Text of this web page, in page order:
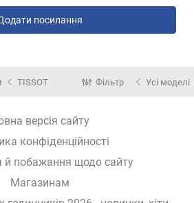
посилання
TISSOT Фільтр Усі моделі
версія сайту
конфіденційності
й побажання щодо сайту
Магазинам